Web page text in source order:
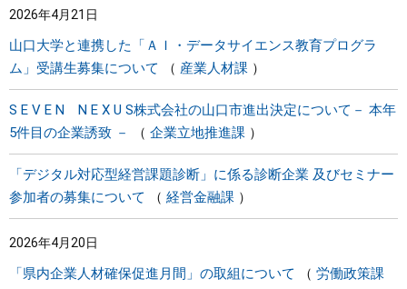
2026年4月21日
山口大学と連携した「ＡＩ・データサイエンス教育プログラ
ム」受講生募集について
産業人材課
S E V E N N E X U S株式会社の山口市進出決定について－ 本年
5件目の企業誘致 －
企業立地推進課
「デジタル対応型経営課題診断」に係る診断企業 及びセミナー
参加者の募集について
経営金融課
2026年4月20日
「県内企業人材確保促進月間」の取組について 労働政策課